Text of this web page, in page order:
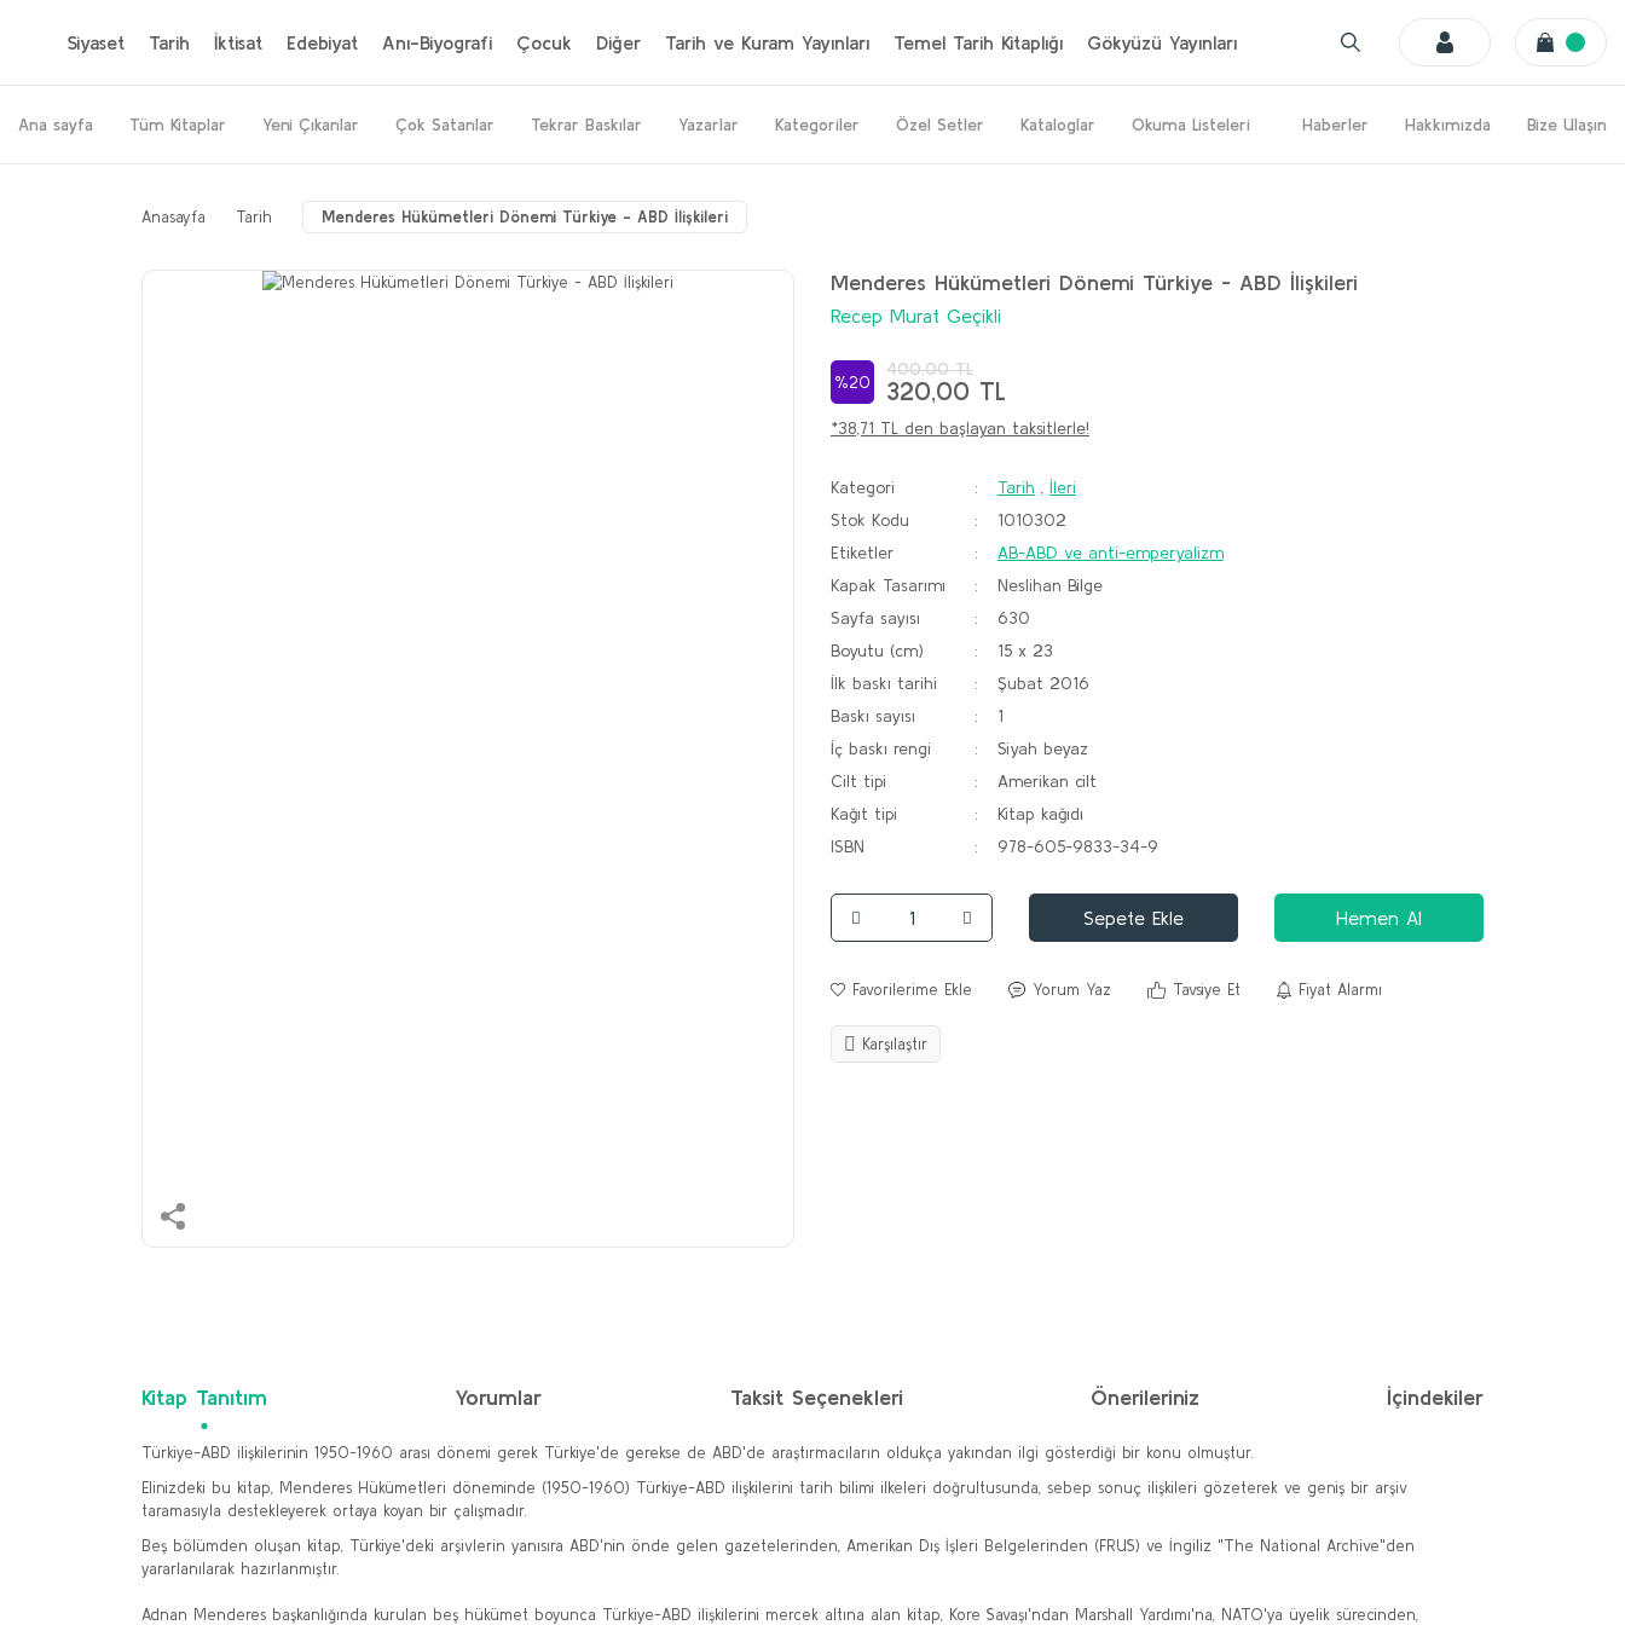
Siyaset Tarih İktisat Edebiyat Anı-Biyografi Çocuk Diğer Tarih ve Kuram Yayınları Temel Tarih Kitaplığı Gökyüzü Yayınları
Ana sayfa Tüm Kitaplar Yeni Çıkanlar Çok Satanlar Tekrar Baskılar Yazarlar Kategoriler Özel Setler Kataloglar Okuma Listeleri Haberler Hakkımızda Bize Ulaşın
Anasayfa Tarih Menderes Hükümetleri Dönemi Türkiye - ABD İlişkileri
Menderes Hükümetleri Dönemi Türkiye - ABD İlişkileri
Recep Murat Geçikli
%20
400,00 TL
320,00 TL
*38,71 TL den başlayan taksitlerle!
Kategori Tarih
İleri
Stok Kodu
1010302
Etiketler
AB-ABD ve anti-emperyalizm
Kapak Tasarımı
Neslihan Bilge
Sayfa sayısı
630
Boyutu (cm)
15 x 23
İlk baskı tarihi
Şubat 2016
Baskı sayısı
1
İç baskı rengi
Siyah beyaz
Cilt tipi
Amerikan cilt
Kağıt tipi
Kitap kağıdı
ISBN
978-605-9833-34-9
Sepete Ekle Hemen Al
Yorum Yaz Tavsiye Et Fiyat Alarmı
Karşılaştır
Kitap Tanıtım Yorumlar Taksit Seçenekleri Önerileriniz İçindekiler
Türkiye-ABD ilişkilerinin 1950-1960 arası dönemi gerek Türkiye'de gerekse de ABD'de araştırmacıların oldukça yakından ilgi gösterdiği bir konu olmuştur.
Elinizdeki bu kitap, Menderes Hükümetleri döneminde (1950-1960) Türkiye-ABD ilişkilerini tarih bilimi ilkeleri doğrultusunda, sebep sonuç ilişkileri gözeterek ve geniş bir arşiv
taramasıyla destekleyerek ortaya koyan bir çalışmadır.
Beş bölümden oluşan kitap, Türkiye'deki arşivlerin yanısıra ABD'nin önde gelen gazetelerinden, Amerikan Dış İşleri Belgelerinden (FRUS) ve İngiliz "The National Archive"den
yararlanılarak hazırlanmıştır.
Adnan Menderes başkanlığında kurulan beş hükümet boyunca Türkiye-ABD ilişkilerini mercek altına alan kitap, Kore Savaşı'ndan Marshall Yardımı'na, NATO'ya üyelik sürecinden,